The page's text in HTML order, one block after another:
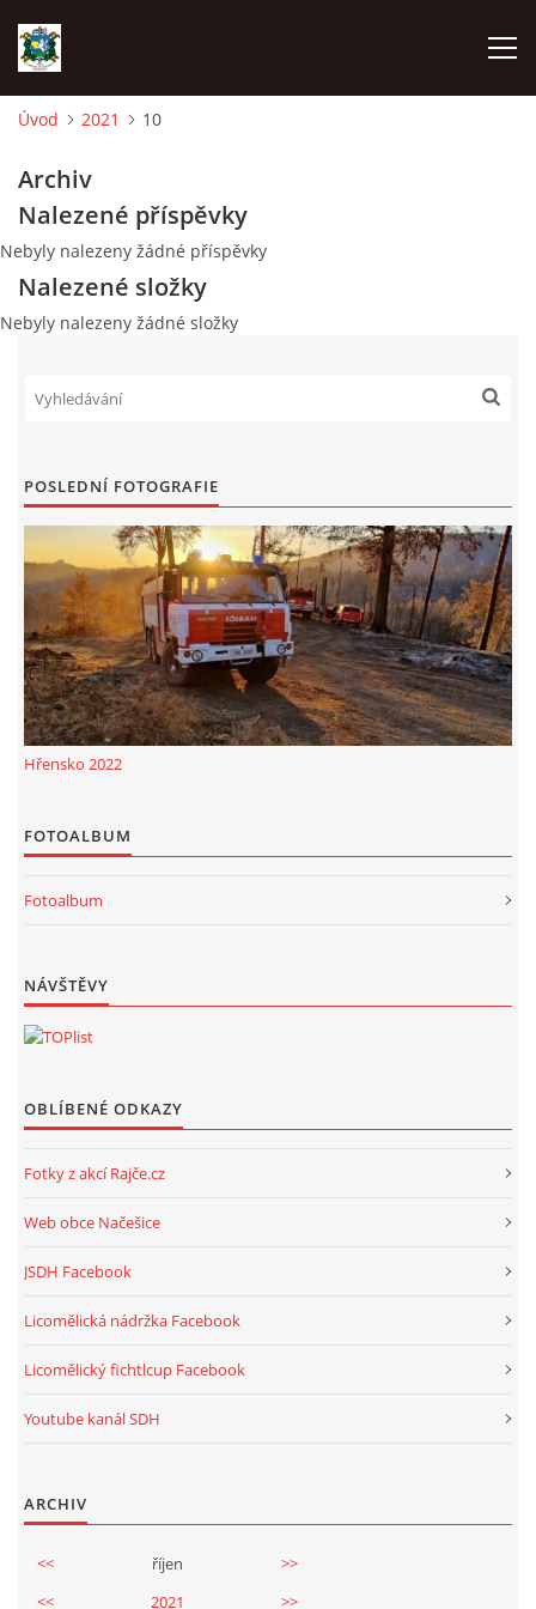
AKCE SDH 2026
LÁVKA
LISTINA PŘIHLÁŠENÝCH ZÁVODNÍKŮ FICHTLCUP 2026
VÝSLEDKY 19. ROČNÍKU LICOMĚLICKÉHO FICHTLCUPU
SCHŮZE
BRIGÁDY
HISTORIE
HASIČSKÉ DESATERO
ODKAZY NA WWW.STRÁNKY
Gmail: sdhlicomelice@gmail.com
Úvod 2021 10
Archiv
Nalezené příspěvky
Nebyly nalezeny žádné příspěvky
Nalezené složky
Nebyly nalezeny žádné složky
POSLEDNÍ FOTOGRAFIE
Hřensko 2022
FOTOALBUM
Fotoalbum
NÁVŠTĚVY
OBLÍBENÉ ODKAZY
Fotky z akcí Rajče.cz
Web obce Načešice
JSDH Facebook
Licomělická nádržka Facebook
Licomělický fichtlcup Facebook
Youtube kanál SDH
ARCHIV
<< říjen
>>
<<
2021 >>